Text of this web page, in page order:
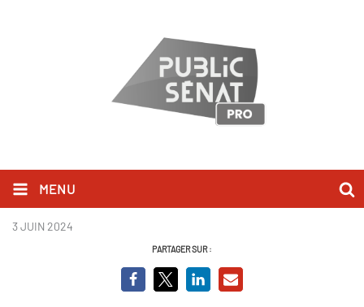
MENU
afghanes__8_jpg_7.jpg
3 JUIN 2024
PARTAGER SUR :